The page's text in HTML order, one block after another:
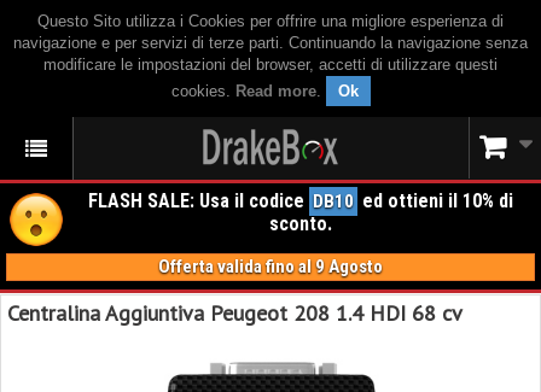
Questo Sito utilizza i Cookies per offrire una migliore esperienza di
navigazione e per servizi di terze parti. Continuando la navigazione senza
modificare le impostazioni del browser, accetti di utilizzare questi
cookies. Read more. Ok
FLASH SALE: Usa il codice DB10 ed ottieni il 10% di
sconto.
Offerta valida fino al 9 Agosto
Centralina Aggiuntiva Peugeot 208 1.4 HDI 68 cv